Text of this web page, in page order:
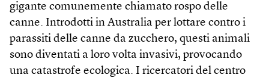
gigante comunemente chiamato rospo delle
canne. Introdotti in Australia per lottare contro i
parassiti delle canne da zucchero, questi animali
sono diventati a loro volta invasivi, provocando
una catastrofe ecologica. I ricercatori del centro